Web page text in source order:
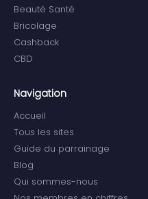
Beauté Santé
Bricolage
Cashback
CBD
Navigation
Accueil
Tous les sites
Guide du parrainage
Blog
Qui sommes-nous